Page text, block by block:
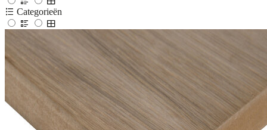
Categorieën